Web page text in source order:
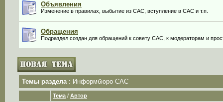
Объявления
Изменение в правилах, выбытие из САС, вступление в САС и т.п.
Обращения
Подраздел создан для обращений к совету САС, к модераторам и
Темы раздела: Информбюро САС
Тема / Автор